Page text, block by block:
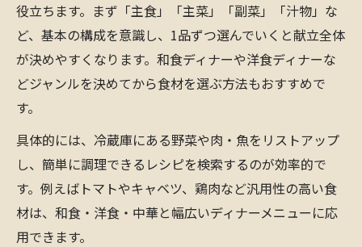
手作りディナーで叶えるおしゃれな食卓
時短でも映えるディナーの献立セレクト術
旬の食材を活かしたディナーメニューの工
夫
手軽に作れるディナーメニューおすすめ特
集
ディナーの時短調理で叶うおしゃれレシピ
家族が喜ぶ簡単ディナーのおすすめポイン
役立ちます。まず「主食」「主菜」「副菜」「汁物」な
ど、基本の構成を意識し、1品ずつ選んでいくと献立全体
が決めやすくなります。和食ディナーや洋食ディナーな
どジャンルを決めてから食材を選ぶ方法もおすすめで
す。
具体的には、冷蔵庫にある野菜や肉・魚をリストアップ
し、簡単に調理できるレシピを検索するのが効率的で
す。例えばトマトやキャベツ、鶏肉など汎用性の高い食
材は、和食・洋食・中華と幅広いディナーメニューに応
用できます。